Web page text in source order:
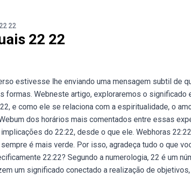
22
22 22
estivesse lhe enviando uma mensagem subtil de
formas. Webneste artigo, exploraremos o
e como ele se relaciona com a espiritualidade, o
dos horários mais comentados entre essas
do 22:22, desde o que ele. Webhoras
é mais verde. Por isso, agradeça tudo o que
22:22? Segundo a numerologia, 22 é um
um significado conectado a realização de